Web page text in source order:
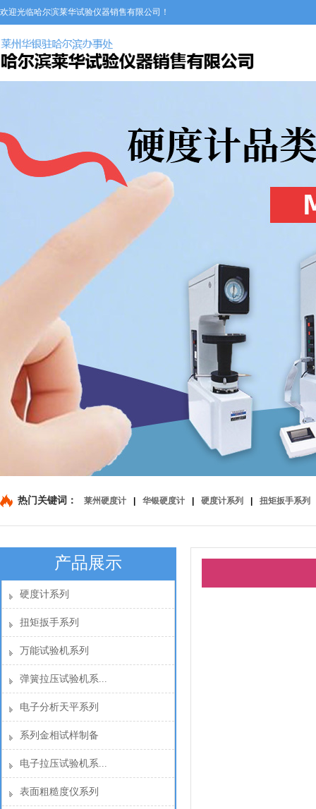
欢迎光临哈尔滨莱华试验仪器销售有限公司！
热门关键词： 莱州硬度计 华银硬度计 硬度计系列 扭矩扳手系列
产品展示
硬度计系列
扭矩扳手系列
万能试验机系列
弹簧拉压试验机系...
电子分析天平系列
系列金相试样制备
电子拉压试验机系...
表面粗糙度仪系列